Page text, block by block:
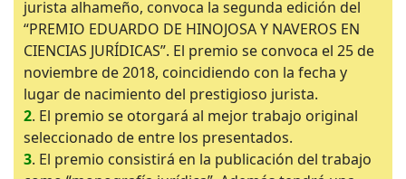
jurista alhameño, convoca la segunda edición del
“PREMIO EDUARDO DE HINOJOSA Y NAVEROS EN
CIENCIAS JURÍDICAS”. El premio se convoca el 25 de
noviembre de 2018, coincidiendo con la fecha y
lugar de nacimiento del prestigioso jurista.
2. El premio se otorgará al mejor trabajo original
seleccionado de entre los presentados.
3. El premio consistirá en la publicación del trabajo